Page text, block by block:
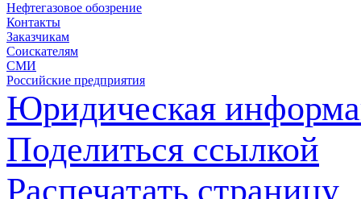
Нефтегазовое обозрение
Контакты
Заказчикам
Соискателям
СМИ
Российские предприятия
Юридическая
Поделиться ссылкой
Распечатать страницу